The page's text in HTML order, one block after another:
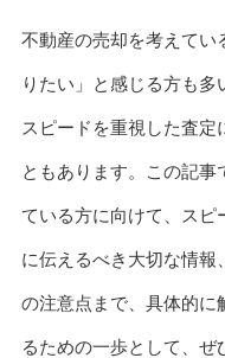
不動産の売却を考えてい
りたい」と感じる方も多
スピードを重視した査定
ともあります。この記事
ている方に向けて、スピ
に伝えるべき大切な情報
の注意点まで、具体的に
るための一歩として、ぜ